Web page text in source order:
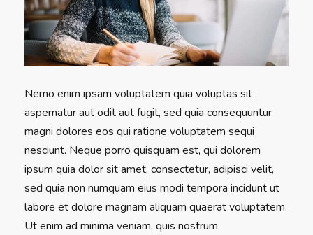
Nemo enim ipsam voluptatem quia voluptas sit
aspernatur aut odit aut fugit, sed quia consequuntur
magni dolores eos qui ratione voluptatem sequi
nesciunt. Neque porro quisquam est, qui dolorem
ipsum quia dolor sit amet, consectetur, adipisci velit,
sed quia non numquam eius modi tempora incidunt ut
labore et dolore magnam aliquam quaerat voluptatem.
Ut enim ad minima veniam, quis nostrum